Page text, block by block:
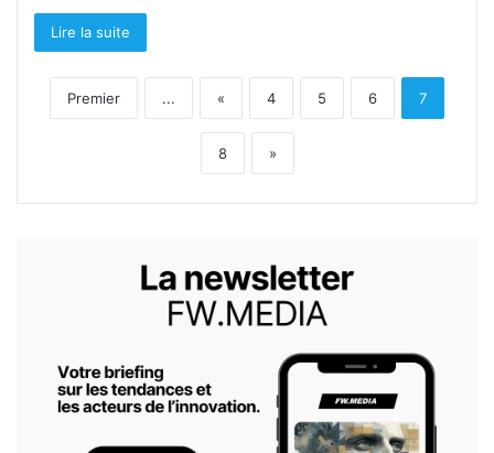
Lire la suite
Premier ... « 4 5 6 7
8 »